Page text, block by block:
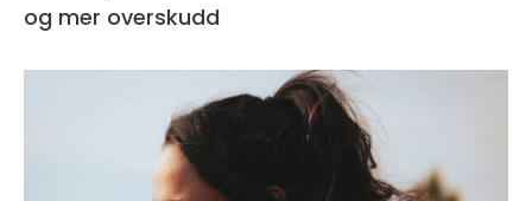
og mer overskudd